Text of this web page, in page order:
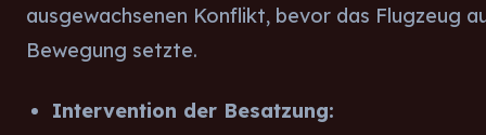
ausgewachsenen Konflikt, bevor das Flugzeug
Bewegung setzte.
Intervention der Besatzung: